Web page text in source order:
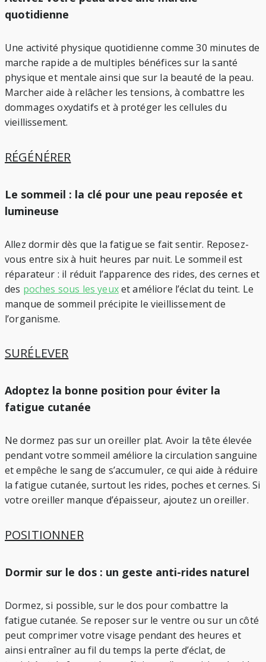
quotidienne
Une activité physique quotidienne comme 30 minutes de
marche rapide a de multiples bénéfices sur la santé
physique et mentale ainsi que sur la beauté de la peau.
Marcher aide à relâcher les tensions, à combattre les
dommages oxydatifs et à protéger les cellules du
vieillissement.
RÉGÉNÉRER
Le sommeil : la clé pour une peau reposée et
lumineuse
Allez dormir dès que la fatigue se fait sentir. Reposez-
vous entre six à huit heures par nuit. Le sommeil est
réparateur : il réduit l’apparence des rides, des cernes et
des poches sous les yeuxet améliore l’éclat du teint. Le
manque de sommeil précipite le vieillissement de
l’organisme.
SURÉLEVER
Adoptez la bonne position pour éviter la
fatigue cutanée
Ne dormez pas sur un oreiller plat. Avoir la tête élevée
pendant votre sommeil améliore la circulation sanguine
et empêche le sang de s’accumuler, ce qui aide à réduire
la fatigue cutanée, surtout les rides, poches et cernes. Si
votre oreiller manque d’épaisseur, ajoutez un oreiller.
POSITIONNER
Dormir sur le dos : un geste anti-rides naturel
Dormez, si possible, sur le dos pour combattre la
fatigue cutanée. Se reposer sur le ventre ou sur un côté
peut comprimer votre visage pendant des heures et
ainsi entraîner au fil du temps la perte d’éclat, de